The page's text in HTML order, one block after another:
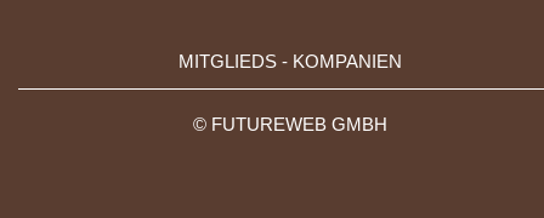
MITGLIEDS - KOMPANIEN
© FUTUREWEB GMBH